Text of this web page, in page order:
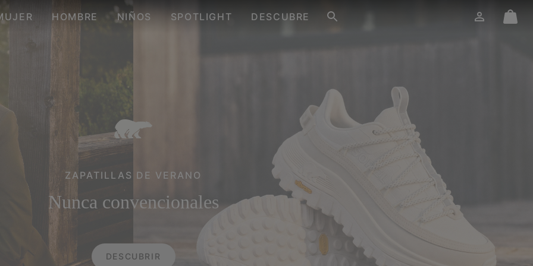
HOMBRE NIÑOS SPOTLIGHT DESCUBRE
Iniciar
Mini
ZAPATILLAS DE VERANO
Nunca convencionales
DESCUBRIR